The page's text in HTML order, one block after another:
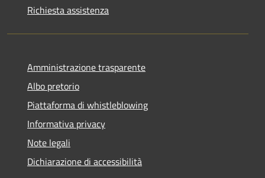
Richiesta assistenza
Amministrazione trasparente
Albo pretorio
Piattaforma di whistleblowing
Informativa privacy
Note legali
Dichiarazione di accessibilità